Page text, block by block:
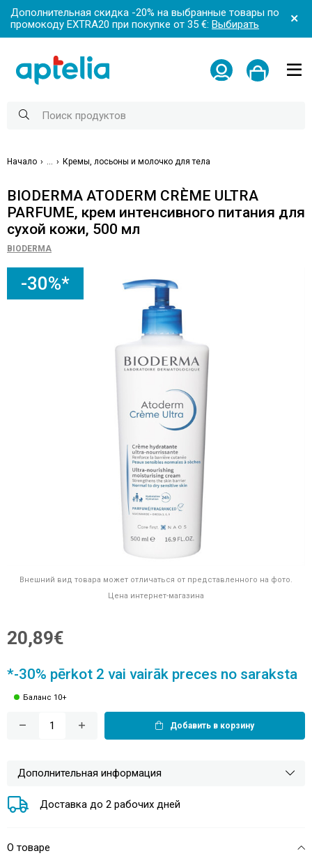
Дополнительная скидка -20% на выбранные товары по
промокоду EXTRA20 при покупке от 35 €: Выбирать
Начало Кремы, лосьоны и молочко для тела
BIODERMA ATODERM CRÈME ULTRA
PARFUME, крем интенсивного питания для
сухой кожи, 500 мл
BIODERMA
-30%*
Внешний вид товара может отличаться от представленного на фото.
Цена интернет-магазина
20,89€
*-30% pērkot 2 vai vairāk preces no saraksta
Баланс 10+
Добавить в корзину
Дополнительная информация
Доставка до 2 рабочих дней
О товаре